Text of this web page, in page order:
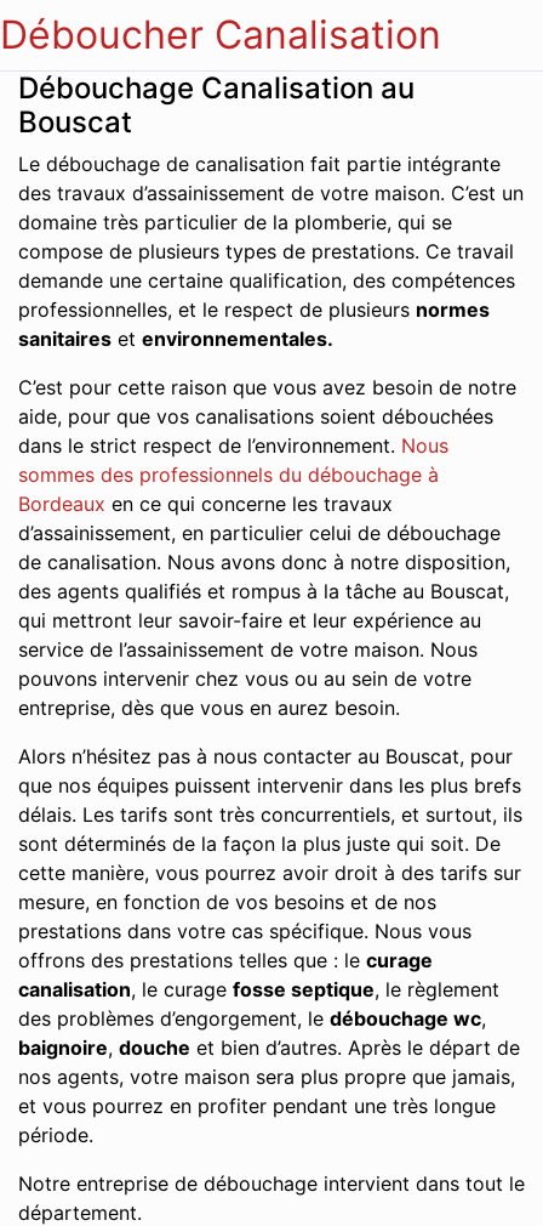
Déboucher Canalisation
Débouchage Canalisation au
Bouscat
Le débouchage de canalisation fait partie intégrante
des travaux d’assainissement de votre maison. C’est un
domaine très particulier de la plomberie, qui se
compose de plusieurs types de prestations. Ce travail
demande une certaine qualification, des compétences
professionnelles, et le respect de plusieurs normes
sanitaires et environnementales.
C’est pour cette raison que vous avez besoin de notre
aide, pour que vos canalisations soient débouchées
dans le strict respect de l’environnement. Nous
sommes des professionnels du débouchage à
Bordeaux en ce qui concerne les travaux
d’assainissement, en particulier celui de débouchage
de canalisation. Nous avons donc à notre disposition,
des agents qualifiés et rompus à la tâche au Bouscat,
qui mettront leur savoir-faire et leur expérience au
service de l’assainissement de votre maison. Nous
pouvons intervenir chez vous ou au sein de votre
entreprise, dès que vous en aurez besoin.
Alors n’hésitez pas à nous contacter au Bouscat, pour
que nos équipes puissent intervenir dans les plus brefs
délais. Les tarifs sont très concurrentiels, et surtout, ils
sont déterminés de la façon la plus juste qui soit. De
cette manière, vous pourrez avoir droit à des tarifs sur
mesure, en fonction de vos besoins et de nos
prestations dans votre cas spécifique. Nous vous
offrons des prestations telles que : le curage
canalisation, le curage fosse septique, le règlement
des problèmes d’engorgement, le débouchage wc,
baignoire, douche et bien d’autres. Après le départ de
nos agents, votre maison sera plus propre que jamais,
et vous pourrez en profiter pendant une très longue
période.
Notre entreprise de débouchage intervient dans tout le
département.